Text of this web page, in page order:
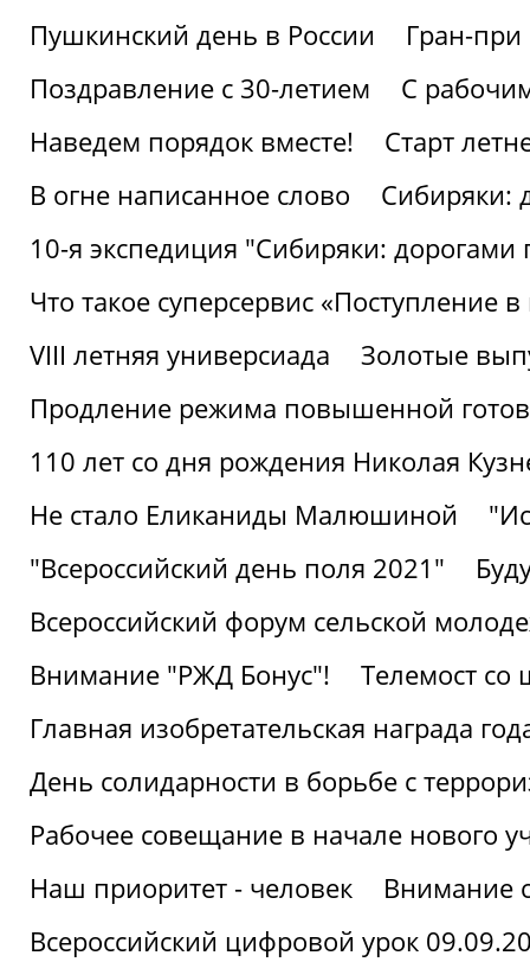
Пушкинский день в России
Гран-
Поздравление с 30-летием
С
Наведем порядок вместе!
Старт
В огне написанное слово
Сибиряки:
10-я экспедиция "Сибиряки: дорогами
Что такое суперсервис «Поступление
VIII летняя универсиада
Золотые
Продление режима повышенной
110 лет со дня рождения Николая
Не стало Еликаниды Малюшиной
"Всероссийский день поля 2021"
Всероссийский форум сельской
Внимание "РЖД Бонус"!
Телемост
Главная изобретательская награда
День солидарности в борьбе с
Рабочее совещание в начале нового
Наш приоритет - человек
Внимание
Всероссийский цифровой урок